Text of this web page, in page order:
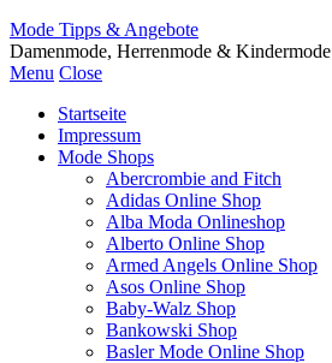
Mode Tipps & Angebote
Damenmode, Herrenmode & Kindermode
Menu Close
Startseite
Impressum
Mode Shops
Abercrombie and Fitch
Adidas Online Shop
Alba Moda Onlineshop
Alberto Online Shop
Armed Angels Online Shop
Asos Online Shop
Baby-Walz Shop
Bankowski Shop
Basler Mode Online Shop